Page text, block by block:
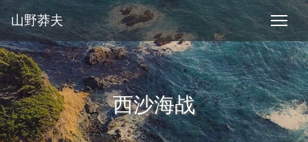
山野莽夫
西沙海战